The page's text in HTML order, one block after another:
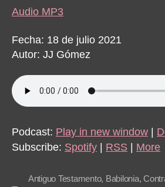
Audio MP3
Fecha: 18 de julio 2021
Autor: JJ Gómez
Podcast: Play in new window |
Subscribe: Spotify | RSS | More
Antiguo Testamento, Babilonia,